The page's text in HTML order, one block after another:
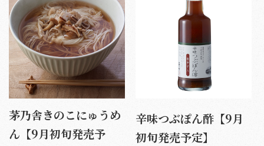
茅乃舎きのこにゅうめ
ん【9月初旬発売予
辛味つぶぽん酢【9月
初旬発売予定】